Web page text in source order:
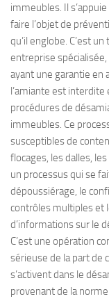
immeubles. Il
faire l’objet de
qu’il englobe. C’est
entreprise
ayant une garantie en
l’amiante est interdite
procédures de
immeubles. Ce
susceptibles de
flocages, les dalles,
un processus qui se
dépoussiérage, le
contrôles multiples et
d’informations sur le
C’est une opération
sérieuse de la part de
s’activent dans le
provenant de la